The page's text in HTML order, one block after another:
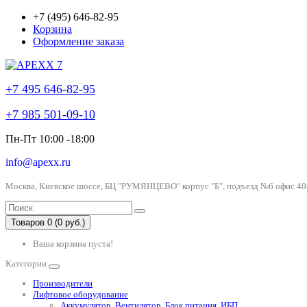
+7 (495) 646-82-95
Корзина
Оформление заказа
+7 495 646-82-95
+7 985 501-09-10
Пн-Пт 10:00 -18:00
info@apexx.ru
Москва, Киевское шоссе, БЦ "РУМЯНЦЕВО" корпус "Б", подъезд №6 офис
Товаров 0 (0 руб.)
Ваша корзина пуста!
Категории
Производители
Лифтовое оборудование